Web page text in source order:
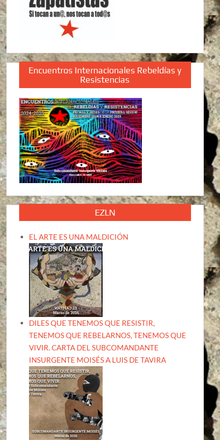
Encuentros Internacionales Rebeldías y
Resistencias
EZLN
EL ARTE ES UNA MALDICIÓN
DILES QUE TENEMOS QUE RESISTIR,
TENEMOS QUE REBELARNOS, TENEMOS QUE
VIVIR. CARTA DEL SUBCOMANDANTE
INSURGENTE MOISÉS A LUIS DE TAVIRA